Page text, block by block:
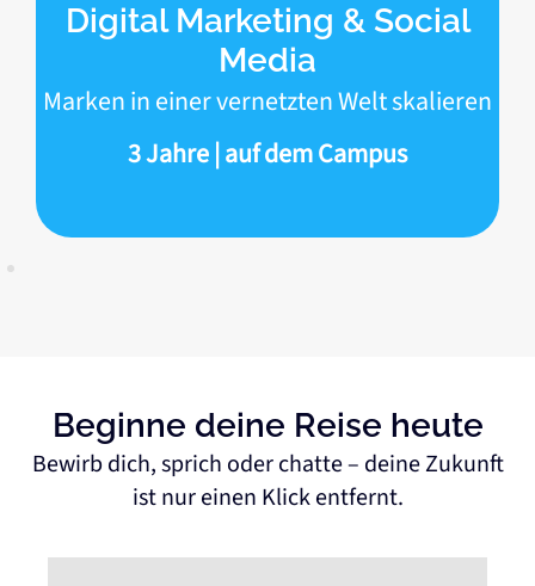
Digital Marketing & Social
Media
Marken in einer vernetzten Welt skalieren
3 Jahre | auf dem Campus
Beginne deine Reise heute
Bewirb dich, sprich oder chatte – deine Zukunft
ist nur einen Klick entfernt.